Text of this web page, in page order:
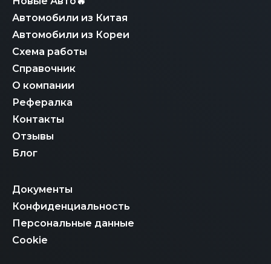
Автомобили из Китая
Автомобили из Кореи
Схема работы
Справочник
О компании
Рефералка
Контакты
Отзывы
Блог
Документы
Конфиденциальность
Персональные данные
Cookie